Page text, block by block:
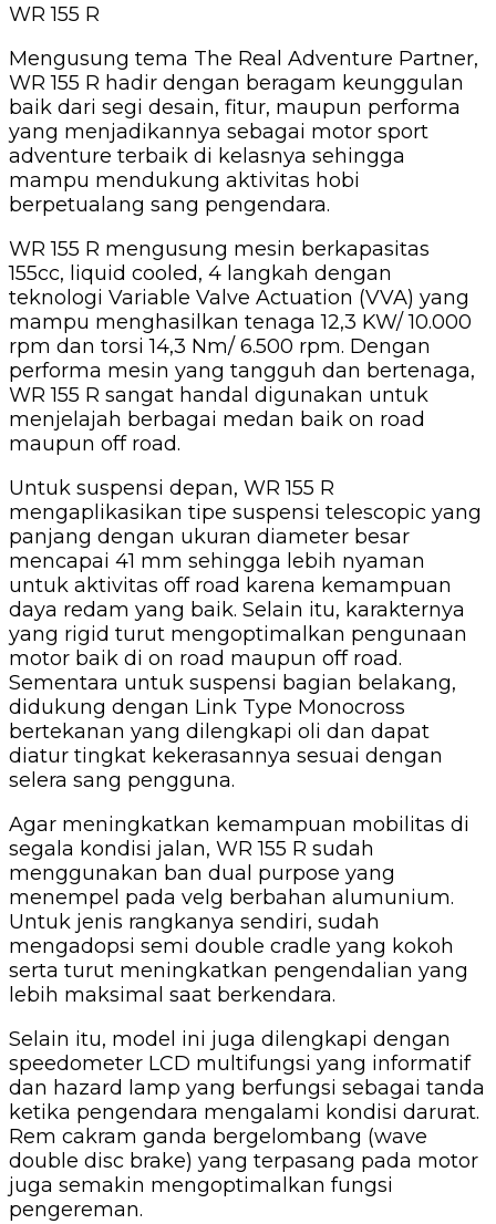
WR 155 R
Mengusung tema The Real Adventure Partner,
WR 155 R hadir dengan beragam keunggulan
baik dari segi desain, fitur, maupun performa
yang menjadikannya sebagai motor sport
adventure terbaik di kelasnya sehingga
mampu mendukung aktivitas hobi
berpetualang sang pengendara.
WR 155 R mengusung mesin berkapasitas
155cc, liquid cooled, 4 langkah dengan
teknologi Variable Valve Actuation (VVA) yang
mampu menghasilkan tenaga 12,3 KW/ 10.000
rpm dan torsi 14,3 Nm/ 6.500 rpm. Dengan
performa mesin yang tangguh dan bertenaga,
WR 155 R sangat handal digunakan untuk
menjelajah berbagai medan baik on road
maupun off road.
Untuk suspensi depan, WR 155 R
mengaplikasikan tipe suspensi telescopic yang
panjang dengan ukuran diameter besar
mencapai 41 mm sehingga lebih nyaman
untuk aktivitas off road karena kemampuan
daya redam yang baik. Selain itu, karakternya
yang rigid turut mengoptimalkan pengunaan
motor baik di on road maupun off road.
Sementara untuk suspensi bagian belakang,
didukung dengan Link Type Monocross
bertekanan yang dilengkapi oli dan dapat
diatur tingkat kekerasannya sesuai dengan
selera sang pengguna.
Agar meningkatkan kemampuan mobilitas di
segala kondisi jalan, WR 155 R sudah
menggunakan ban dual purpose yang
menempel pada velg berbahan alumunium.
Untuk jenis rangkanya sendiri, sudah
mengadopsi semi double cradle yang kokoh
serta turut meningkatkan pengendalian yang
lebih maksimal saat berkendara.
Selain itu, model ini juga dilengkapi dengan
speedometer LCD multifungsi yang informatif
dan hazard lamp yang berfungsi sebagai tanda
ketika pengendara mengalami kondisi darurat.
Rem cakram ganda bergelombang (wave
double disc brake) yang terpasang pada motor
juga semakin mengoptimalkan fungsi
pengereman.